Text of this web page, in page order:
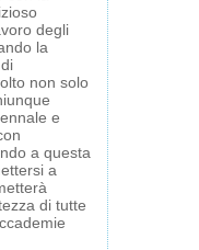
degli
la
non solo
e
a questa
a
di tutte